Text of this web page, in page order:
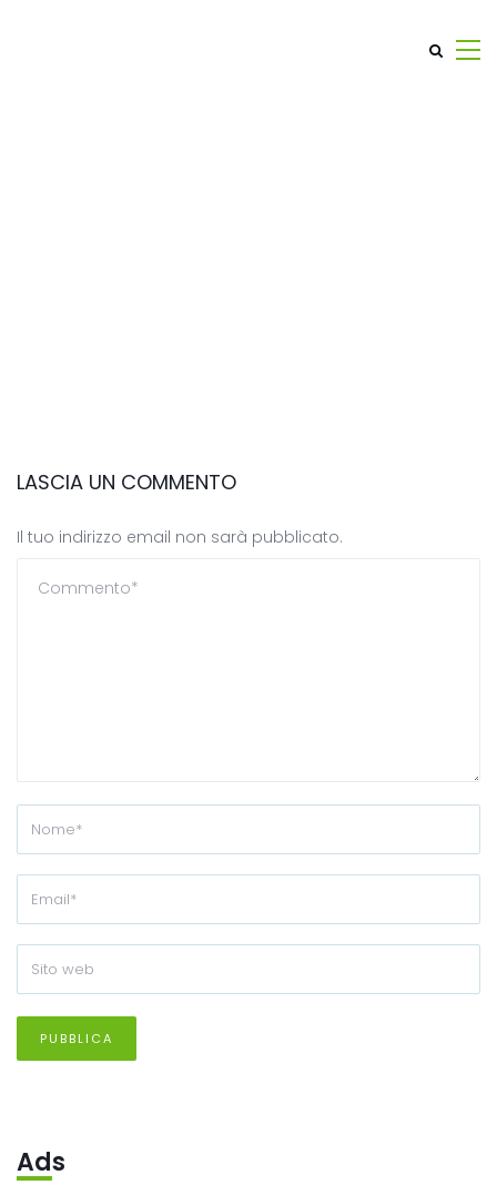
LASCIA UN COMMENTO
Il tuo indirizzo email non sarà pubblicato.
Ads